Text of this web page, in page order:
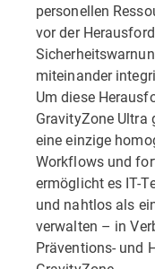
personellen
vor der
miteinander
Um diese
GravityZone Ultra
eine einzige
Workflows und
ermöglicht es IT-
und nahtlos als
verwalten – in
Präventions- und